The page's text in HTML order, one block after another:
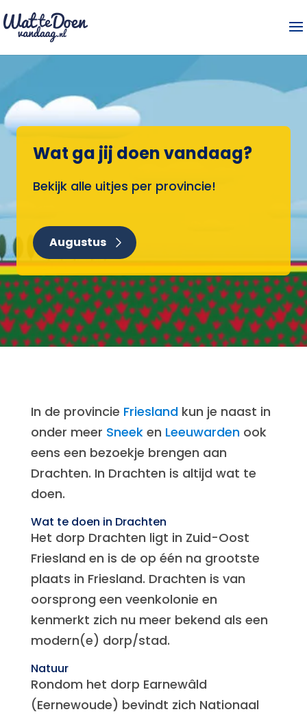
Wat ga jij doen vandaag?
Bekijk alle uitjes per provincie!
Augustus
In de provincie Frieslandkun je naast in
onder meer Sneeken Leeuwardenook
eens een bezoekje brengen aan
Drachten. In Drachten is altijd wat te
doen.
Wat te doen in Drachten
Het dorp Drachten ligt in Zuid-Oost
Friesland en is de op één na grootste
plaats in Friesland. Drachten is van
oorsprong een veenkolonie en
kenmerkt zich nu meer bekend als een
modern(e) dorp/stad.
Natuur
Rondom het dorp Earnewâld
(Eernewoude) bevindt zich Nationaal